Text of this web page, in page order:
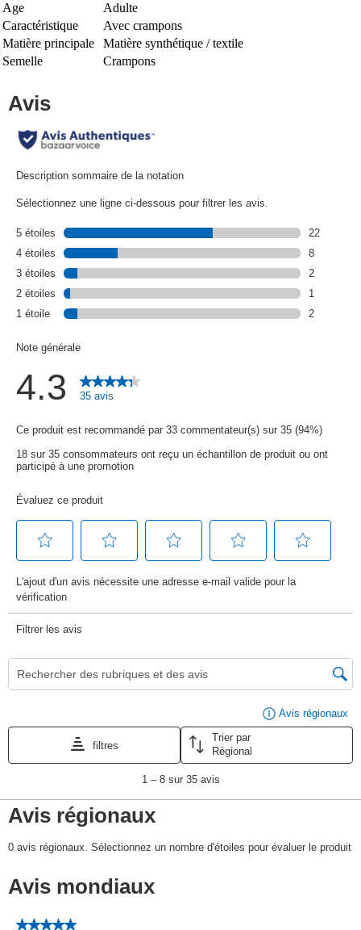
Age
Adulte
Caractéristique
Avec crampons
Matière principale
Matière synthétique / textile
Semelle
Crampons